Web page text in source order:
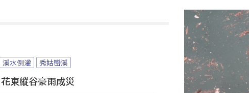
溪水倒灌 秀姑巒溪
東縱谷豪雨成災